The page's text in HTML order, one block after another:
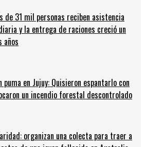
de 31 mil personas reciben asistencia
y la entrega de raciones creció un
años
puma en Jujuy: Quisieron espantarlo con
un incendio forestal descontrolado
organizan una colecta para traer a